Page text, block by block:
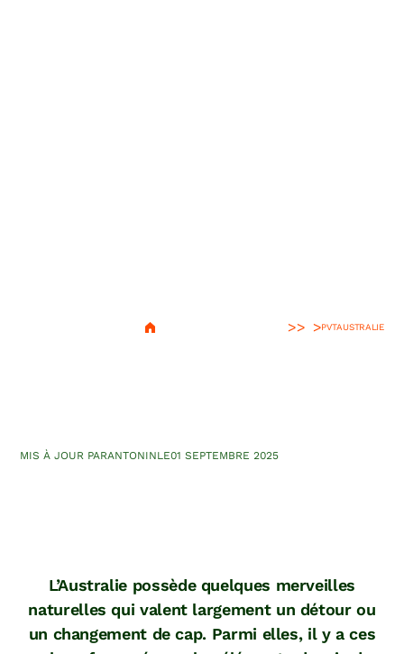
> PVTAUSTRALIE
MIS À JOUR PARANTONINLE01 SEPTEMBRE 2025
L’Australie possède quelques merveilles
naturelles qui valent largement un détour ou
un changement de cap. Parmi elles, il y a ces